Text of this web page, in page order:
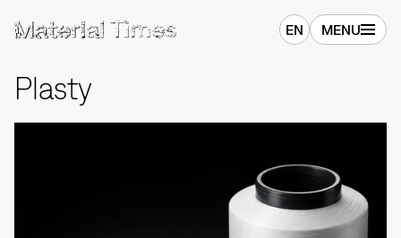
EN MENU
Plasty